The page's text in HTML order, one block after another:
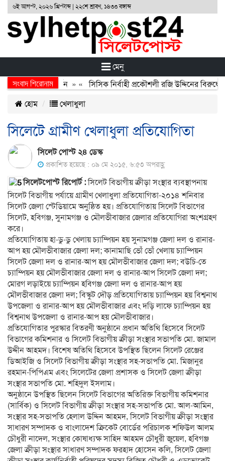
৬ই আগস্ট, ২০২৬ খ্রিস্টাব্দ | ২২শে শ্রাবণ, ১৪৩৩ বঙ্গাব্দ
মেনু
সংবাদ শিরোনাম
বর্জন ও বিসর্জন » « সিসিক নির্বাহী প্রকৌশলী রজি উদ্দিনের
হোম
খেলাধুলা
সিলেটে গ্রামীণ খেলাধুলা প্রতিযোগিতা
সিলেট পোস্ট ২৪ ডেস্ক
প্রকাশিত হয়েছে : ০৯ মে ২০১৫, ৬:৫৩ অপরাহ্ণ
সিলেটপোস্ট রিপোর্ট :সিলেট বিভাগীয় ক্রীড়া সংস্থার ব্যবস্থাপনায়
সিলেট বিভাগীয় পর্যায়ে গ্রামীণ খেলাধুলা প্রতিযোগিতা-২০১৪ শনিবার
সিলেট জেলা স্টেডিয়ামে অনুষ্ঠিত হয়। প্রতিযোগিতায় সিলেট বিভাগের
সিলেট, হবিগঞ্জ, সুনামগঞ্জ ও মৌলভীবাজার জেলার প্রতিযোগিরা অংশগ্রহণ
করে।
প্রতিযোগিতায় হা-ডু-ডু খেলায় চ্যাম্পিয়ন হয় সুনামগঞ্জ জেলা দল ও রানার-
আপ হয় মৌলভীবাজার জেলা দল; কানামাছি ভোঁ ভোঁ খেলায় চ্যাম্পিয়ন
সিলেট জেলা দল ও রানার-আপ হয় মৌলভীবাজার জেলা দল; বউচি-তে
চ্যাম্পিয়ন হয় মৌলভীবাজার জেলা দল ও রানার-আপ সিলেট জেলা দল;
মোরগ লড়াইয়ে চ্যাম্পিয়ন হবিগঞ্জ জেলা দল ও রানার-আপ হয়
মৌলভীবাজার জেলা দল; বিস্কুট দৌড় প্রতিযোগিতায় চ্যাম্পিয়ন হয় বিশ্বনাথ
উপজেলা ও রানার-আপ হয় মৌলভীবাজার এবং দড়ি লাফে চ্যাম্পিয়ন হয়
বিশ্বনাথ উপজেলা ও রানার-আপ হয় মৌলভীবাজার।
প্রতিযোগিতার পুরস্কার বিতরণী অনুষ্ঠানে প্রধান অতিথি হিসেবে সিলেট
বিভাগের কমিশনার ও সিলেট বিভাগীয় ক্রীড়া সংস্থার সভাপতি মো. জামাল
উদ্দীন আহমদ। বিশেষ অতিথি হিসেবে উপস্থিত ছিলেন সিলেট রেঞ্জের
ডিআইজি ও সিলেট বিভাগীয় ক্রীড়া সংস্থার সহ-সভাপতি মো. মিজানুর
রহমান-পিপিএম এবং সিলেটের জেলা প্রশাসক ও সিলেট জেলা ক্রীড়া
সংস্থার সভাপতি মো. শহিদুল ইসলাম।
অনুষ্ঠানে উপস্থিত ছিলেন সিলেট বিভাগের অতিরিক্ত বিভাগীয় কমিশনার
(সার্বিক) ও সিলেট বিভাগীয় ক্রীড়া সংস্থার সহ-সভাপতি মো. আল-আমিন,
সংস্থার সহ-সভাপতি হেলাল উদ্দিন আহমদ, সিলেট বিভাগীয় ক্রীড়া সংস্থার
সাধারণ সম্পাদক ও বাংলাদেশ ক্রিকেট বোর্ডের পরিচালক শফিউল আলম
চৌধুরী নাদেল, সংস্থার কোষাধ্যক্ষ সাহিদ আহমদ চৌধুরী জুয়েল, হবিগঞ্জ
জেলা ক্রীড়া সংস্থার সাধারণ সম্পাদক ফরহাদ হোসেন কলি, সিলেট জেলা